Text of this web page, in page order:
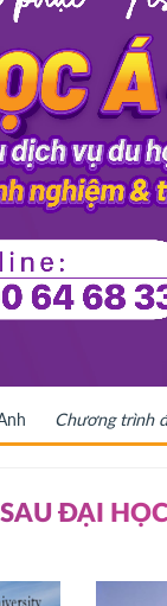
Chương trình
ĐẠI HỌC